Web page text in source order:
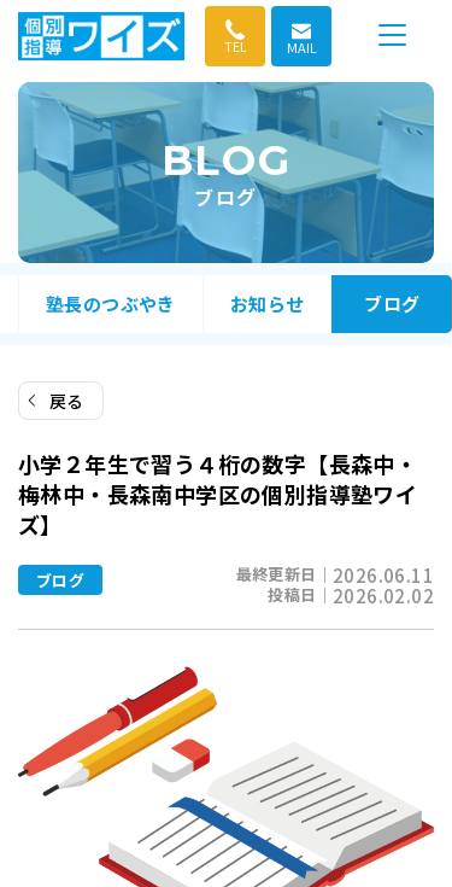
コ
ッ
TEL MAIL
BLOG
ブログ
塾長のつぶやき お知らせ ブログ
戻る
小学２年生で習う４桁の数字【長森中・
梅林中・長森南中学区の個別指導塾ワイ
ズ】
ブログ
投稿日｜ 2026.02.02
最終更新日｜ 2026.06.11